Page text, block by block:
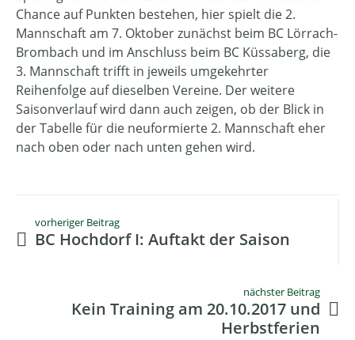
Chance auf Punkten bestehen, hier spielt die 2.
Mannschaft am 7. Oktober zunächst beim BC Lörrach-
Brombach und im Anschluss beim BC Küssaberg, die
3. Mannschaft trifft in jeweils umgekehrter
Reihenfolge auf dieselben Vereine. Der weitere
Saisonverlauf wird dann auch zeigen, ob der Blick in
der Tabelle für die neuformierte 2. Mannschaft eher
nach oben oder nach unten gehen wird.
vorheriger Beitrag
BC Hochdorf I: Auftakt der Saison
nächster Beitrag
Kein Training am 20.10.2017 und
Herbstferien